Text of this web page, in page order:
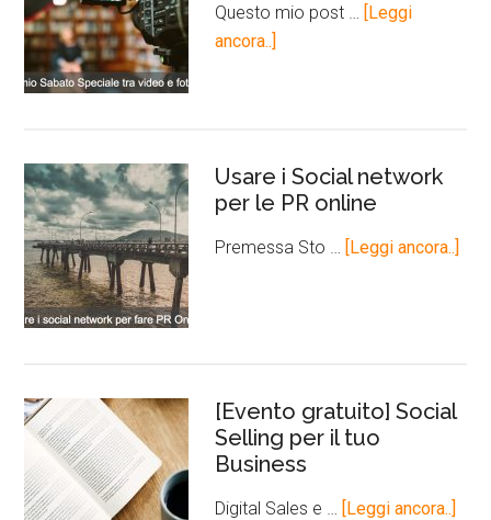
Questo mio post … [Leggi
ancora..]
Usare i Social network
per le PR online
Premessa Sto … [Leggi ancora..]
[Evento gratuito] Social
Selling per il tuo
Business
Digital Sales e … [Leggi ancora..]